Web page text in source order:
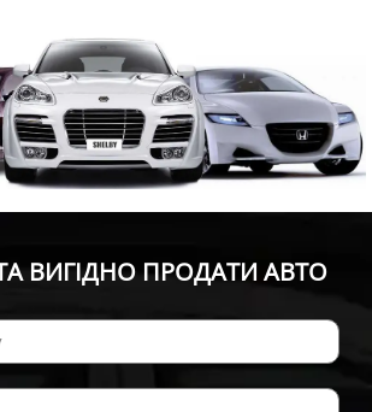
ВИГІДНО ПРОДАТИ АВТО